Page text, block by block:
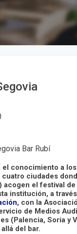
Bar Rubí
conocimiento a
cuatro ciudades
acogen el festival
institución, a
, con la
de Medios
(Palencia, Soria y
del bar.